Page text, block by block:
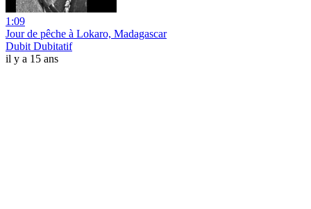
1:09
Jour de pêche à Lokaro, Madagascar
Dubit Dubitatif
il y a 15 ans